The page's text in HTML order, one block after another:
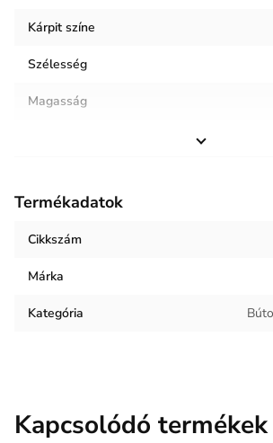
Kárpit színe
Szélesség
Magasság
Kárpit anyaga
Termékadatok
Cikkszám
Márka
Kategória
Kapcsolódó termékek